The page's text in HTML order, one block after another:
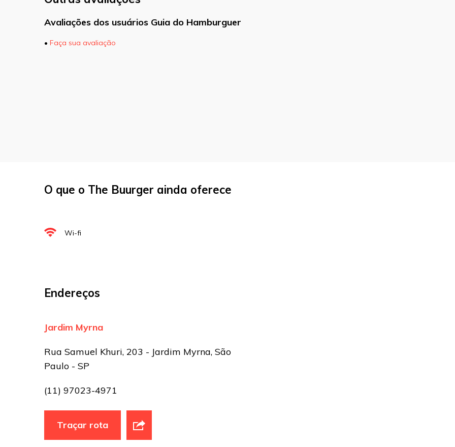
Avaliações dos usuários Guia do Hamburguer
• Faça sua avaliação
E-mail*
Sua avaliação
O que o The Buurger ainda oferece
Wi-fi
Endereços
Jardim Myrna
Rua Samuel Khuri, 203 - Jardim Myrna, São
Paulo - SP
(11) 97023-4971
Traçar rota